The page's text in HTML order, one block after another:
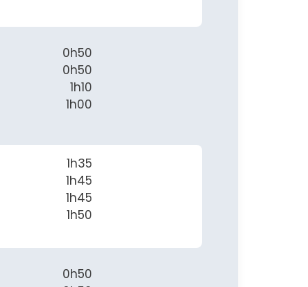
0h50
0h50
1h10
1h00
1h35
1h45
1h45
1h50
0h50